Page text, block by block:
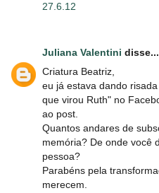
27.6.12
Juliana Valentini disse...
Criatura Beatriz,
eu já estava dando
que virou Ruth" no
ao post.
Quantos andares de
memória? De onde você
pessoa?
Parabéns pela
merecem.